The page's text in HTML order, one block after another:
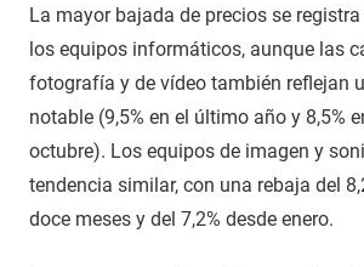
La mayor bajada de precios se
los equipos informáticos, aunque las
fotografía y de vídeo también reflejan
notable (9,5% en el último año y 8,5%
octubre). Los equipos de imagen y
tendencia similar, con una rebaja del
doce meses y del 7,2% desde enero.